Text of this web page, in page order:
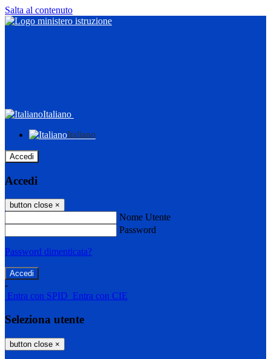
Salta al contenuto
Italiano
Italiano
Accedi
Accedi
button close ×
Nome Utente
Password
Password dimenticata?
-
Entra con SPID Entra con CIE
Seleziona utente
button close ×